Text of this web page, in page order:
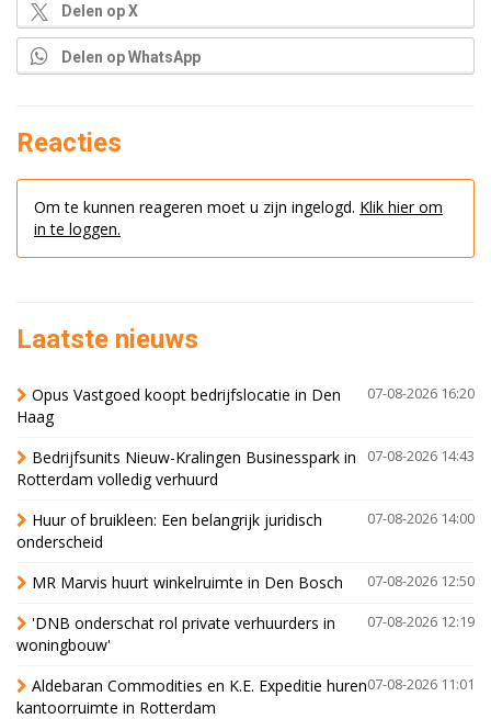
Delen op X
Delen op WhatsApp
Reacties
Om te kunnen reageren moet u zijn ingelogd. Klik hier om
in te loggen.
Laatste nieuws
07-08-2026 16:20
Opus Vastgoed koopt bedrijfslocatie in Den
Haag
07-08-2026 14:43
Bedrijfsunits Nieuw-Kralingen Businesspark in
Rotterdam volledig verhuurd
07-08-2026 14:00
Huur of bruikleen: Een belangrijk juridisch
onderscheid
07-08-2026 12:50
MR Marvis huurt winkelruimte in Den Bosch
07-08-2026 12:19
'DNB onderschat rol private verhuurders in
woningbouw'
07-08-2026 11:01
Aldebaran Commodities en K.E. Expeditie huren
kantoorruimte in Rotterdam